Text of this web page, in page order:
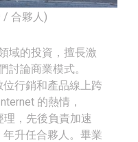
/ 合夥人)
域的投資，擅長激
討論商業模式。
行銷和產品線上跨
的熱情，
理，先後負責加速
升任合夥人。畢業